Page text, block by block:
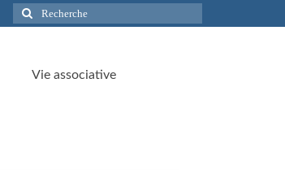
Rechercher
:
Vie associative